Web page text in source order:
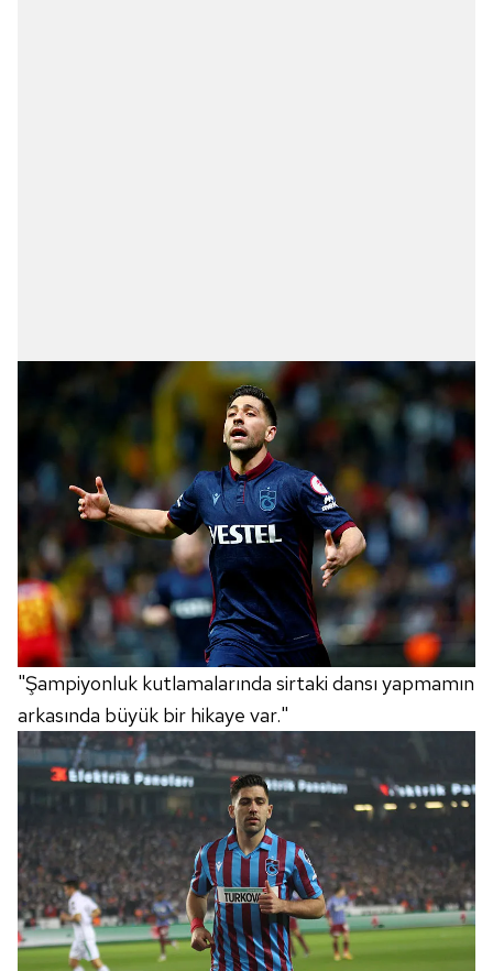
"Şampiyonluk kutlamalarında sirtaki dansı yapmamın
arkasında büyük bir hikaye var."